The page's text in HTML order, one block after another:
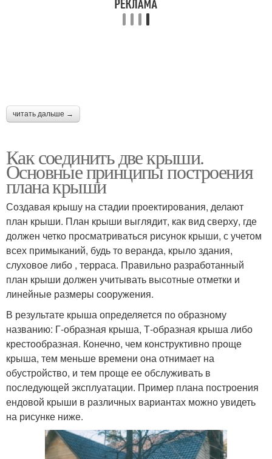
читать дальше →
Как соединить две крыши.
Основные принципы построения
плана крыши
Создавая крышу на стадии проектирования, делают
план крыши. План крыши выглядит, как вид сверху, где
должен четко просматриваться рисунок крыши, с учетом
всех примыканий, будь то веранда, крыло здания,
слуховое либо , терраса. Правильно разработанный
план крыши должен учитывать высотные отметки и
линейные размеры сооружения.
В результате крыша определяется по образному
названию: Г-образная крыша, Т-образная крыша либо
крестообразная. Конечно, чем конструктивно проще
крыша, тем меньше времени она отнимает на
обустройство, и тем проще ее обслуживать в
последующей эксплуатации. Пример плана построения
ендовой крыши в различных вариантах можно увидеть
на рисунке ниже.